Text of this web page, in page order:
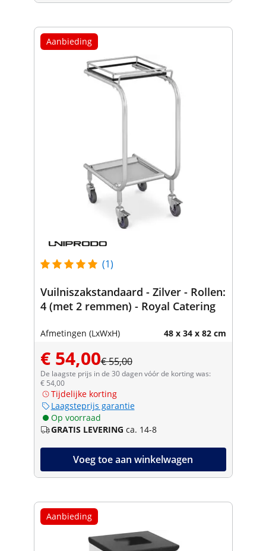
Aanbieding
(1)
Vuilniszakstandaard - Zilver - Rollen:
4 (met 2 remmen) - Royal Catering
Afmetingen (LxWxH) 48 x 34 x 82 cm
€ 54,00€ 55,00
De laagste prijs in de 30 dagen vóór de korting was:
€ 54,00
Tijdelijke korting
Laagsteprijs garantie
Op voorraad
GRATIS LEVERING ca. 14-8
Voeg toe aan winkelwagen
Aanbieding